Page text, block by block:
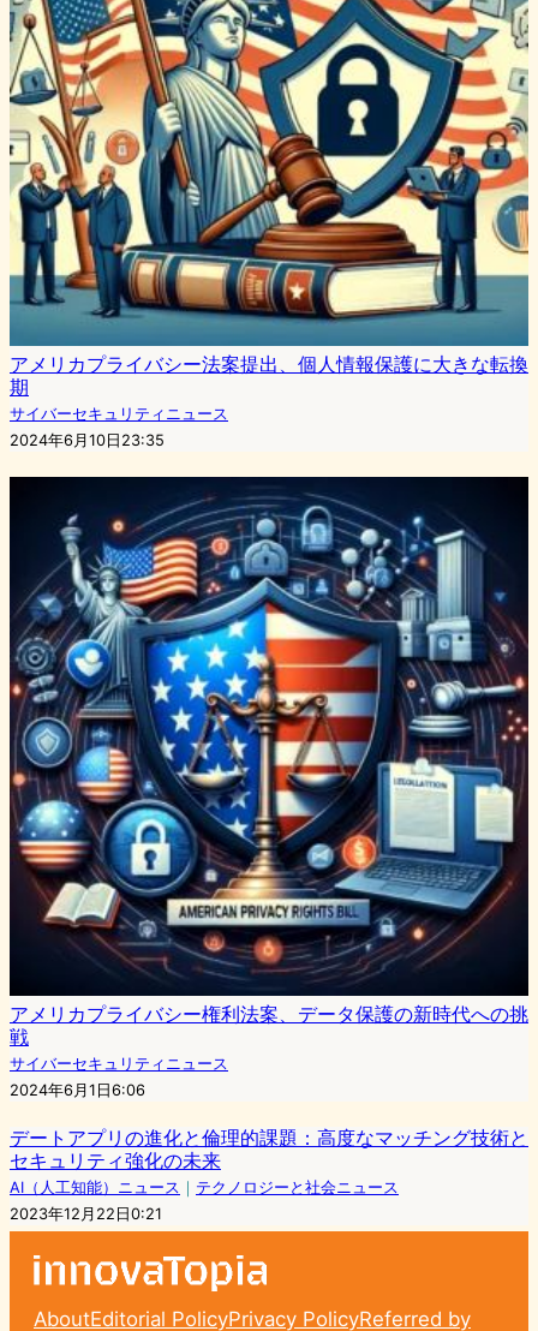
アメリカプライバシー法案提出、個人情報保護に大きな転換
期
サイバーセキュリティニュース
2024年6月10日23:35
アメリカプライバシー権利法案、データ保護の新時代への挑
戦
サイバーセキュリティニュース
2024年6月1日6:06
デートアプリの進化と倫理的課題：高度なマッチング技術と
セキュリティ強化の未来
AI（人工知能）ニュース ｜ テクノロジーと社会ニュース
2023年12月22日0:21
AboutEditorial PolicyPrivacy PolicyReferred by